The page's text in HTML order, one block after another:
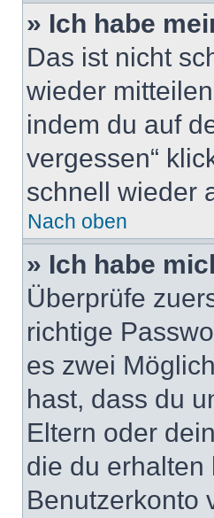
» Ich habe
Das ist nicht
wieder
indem du auf
vergessen“
schnell wieder
Nach oben
» Ich habe
Überprüfe
richtige
es zwei
hast, dass du
Eltern oder
die du erhalten
Benutzerkonto